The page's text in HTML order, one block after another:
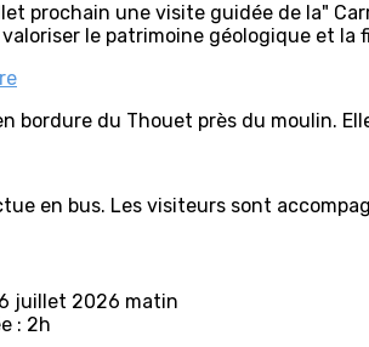
prochain une visite guidée de la"
le patrimoine géologique et la
bordure du Thouet près du moulin.
en bus. Les visiteurs sont
juillet 2026 matin
: 2h